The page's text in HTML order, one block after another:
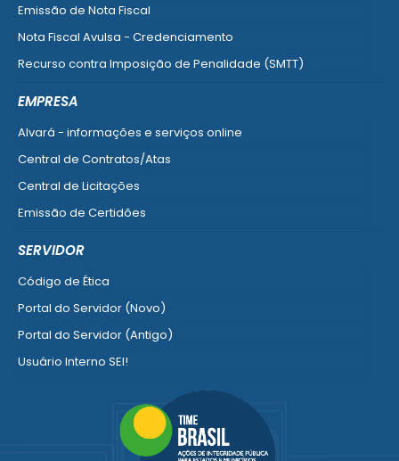
Emissão de Nota Fiscal
Nota Fiscal Avulsa - Credenciamento
Recurso contra Imposição de Penalidade (SMTT)
EMPRESA
Alvará - informações e serviços online
Central de Contratos/Atas
Central de Licitações
Emissão de Certidões
SERVIDOR
Código de Ética
Portal do Servidor (Novo)
Portal do Servidor (Antigo)
Usuário Interno SEI!
Portal do Segurado